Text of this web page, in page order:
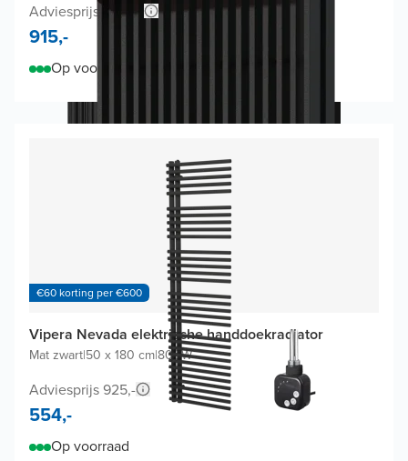
Adviesprijs 1.485,-
915,-
Op voorraad
€60 korting per €600
Vipera Nevada elektrische handdoekradiator
Mat zwart|50 x 180 cm|800W
Adviesprijs 925,-
554,-
Op voorraad